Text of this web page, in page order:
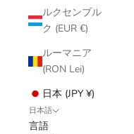
ルクセンブル
ク (EUR €)
ルーマニア
(RON Lei)
日本 (JPY ¥)
日本語
言語